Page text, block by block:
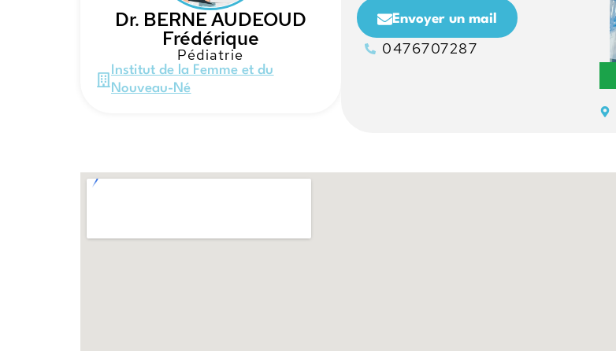
Dr. BERNE AUDEOUD
Frédérique
Pédiatrie
Institut de la Femme et du
Nouveau-Né
Envoyer un mail
0476707287